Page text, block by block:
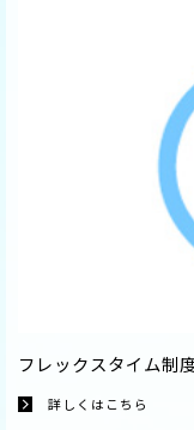
フレックスタイム制
詳しくはこちら